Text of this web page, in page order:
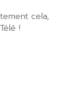
cela,
!